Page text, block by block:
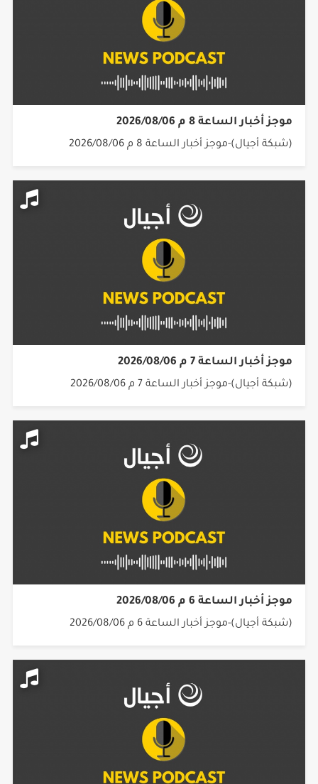
موجز أخبار الساعة 8 م 2026/08/06
(شبكة أجيال)-موجز أخبار الساعة 8 م 2026/08/06
موجز أخبار الساعة 7 م 2026/08/06
(شبكة أجيال)-موجز أخبار الساعة 7 م 2026/08/06
موجز أخبار الساعة 6 م 2026/08/06
(شبكة أجيال)-موجز أخبار الساعة 6 م 2026/08/06